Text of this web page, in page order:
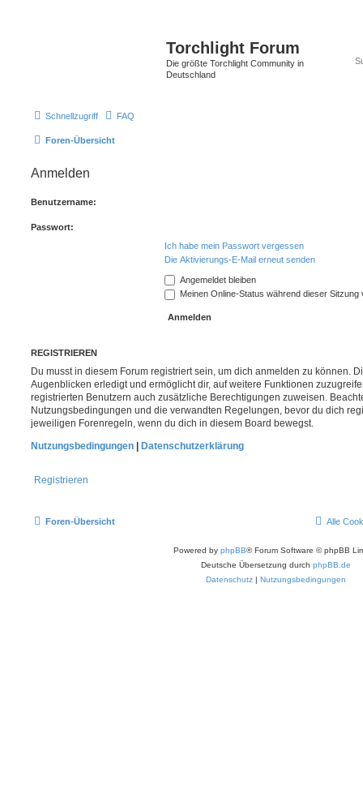
Torchlight Forum
Die größte Torchlight Community in
Deutschland
Schnellzugriff FAQ
Foren-Übersicht
Anmelden
Benutzername:
Passwort:
Ich habe mein Passwort vergessen
Die Aktivierungs-E-Mail erneut senden
Angemeldet bleiben
Meinen Online-Status während dieser Sitzung
REGISTRIEREN
Du musst in diesem Forum registriert sein, um dich anmelden zu können.
Augenblicken erledigt und ermöglicht dir, auf weitere Funktionen
registrierten Benutzern auch zusätzliche Berechtigungen zuweisen.
Nutzungsbedingungen und die verwandten Regelungen, bevor du dich
jeweiligen Forenregeln, wenn du dich in diesem Board bewegst.
Nutzungsbedingungen
Datenschutzerklärung
Registrieren
Foren-Übersicht Alle
Powered by phpBB® Forum Software © phpBB
Deutsche Übersetzung durch phpBB.de
Datenschutz | Nutzungsbedingungen